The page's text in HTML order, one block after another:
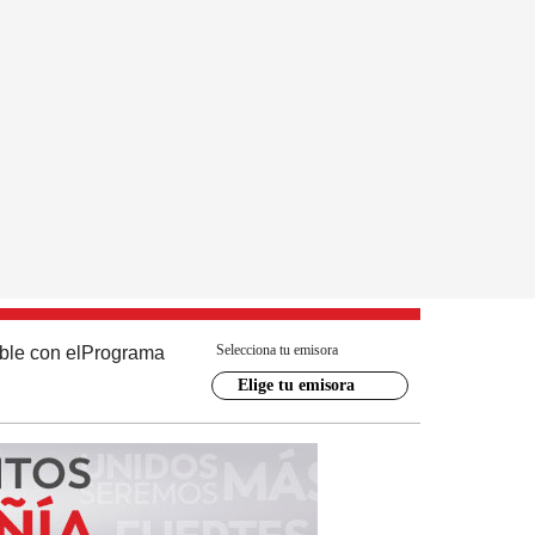
con el Programa Selecciona tu emisora
Elige tu emisora